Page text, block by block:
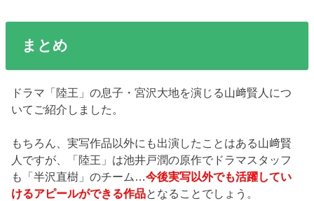
まとめ
ドラマ「陸王」の息子・宮沢大地を演じる山﨑賢人につ
いてご紹介しました。
もちろん、実写作品以外にも出演したことはある山﨑賢
人ですが、「陸王」は池井戸潤の原作でドラマスタッフ
も「半沢直樹」のチーム…今後実写以外でも活躍してい
けるアピールができる作品となることでしょう。